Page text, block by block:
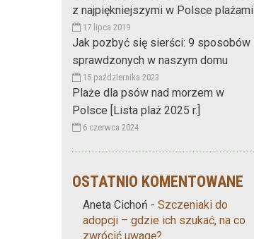
z najpiękniejszymi w Polsce plażami
17 lipca 2019
Jak pozbyć się sierści: 9 sposobów
sprawdzonych w naszym domu
15 października 2023
Plaże dla psów nad morzem w
Polsce [Lista plaż 2025 r.]
6 czerwca 2024
OSTATNIO KOMENTOWANE
Aneta Cichoń - Szczeniaki do
adopcji – gdzie ich szukać, na co
zwrócić uwagę?